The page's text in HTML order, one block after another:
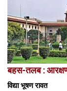
बहस-तलब : आरक्षण
विद्या भूषण रावत